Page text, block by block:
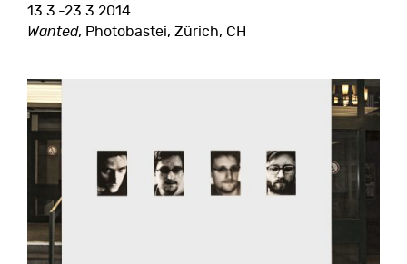
13.3.-23.3.2014
Wanted, Photobastei, Zürich, CH